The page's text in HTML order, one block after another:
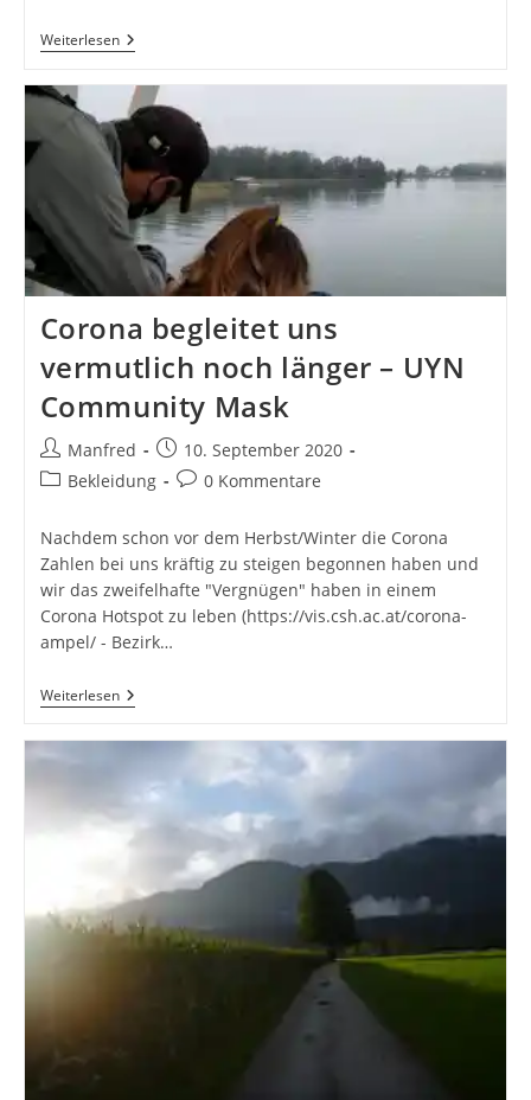
WeiterlesenBürgermeldungen
–
Es
Überall
Geben!
Corona begleitet uns
vermutlich noch länger – UYN
Community Mask
Beitrags-
Autor:
Manfred
Beitrag
veröffentlicht:
10. September 2020
Beitrags-
Bekleidung
Beitrags-
0 Kommentare
Nachdem schon vor dem Herbst/Winter die Corona
Zahlen bei uns kräftig zu steigen begonnen haben und
wir das zweifelhafte "Vergnügen" haben in einem
Corona Hotspot zu leben (https://vis.csh.ac.at/corona-
ampel/ - Bezirk…
WeiterlesenCorona
Begleitet
Länger
UYN
Community